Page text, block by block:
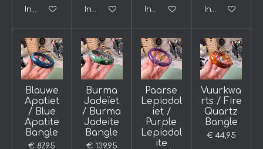
In winkelwagenIn winkelwagenIn winkelwagen In
Blauwe
Apatiet
/ Blue
Apatite
Bangle
€ 87,95
Burma
Jadeïet
/ Burma
Jadeite
Bangle
€ 139,95
Paarse
Lepiodol
iet /
Purple
Lepiodol
ite
Vuurkwa
rts / Fire
Quartz
Bangle
€ 44,95